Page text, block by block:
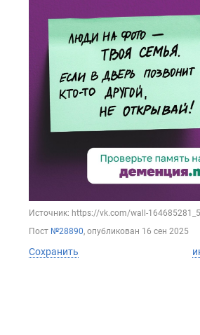
Источник: https://vk.com/wall-
Пост №28890, опубликован 16 сен 2025
Сохранить